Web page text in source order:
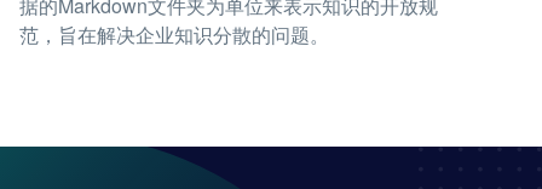
据的Markdown文件夹为单位来表示知识的开放规
范，旨在解决企业知识分散的问题。